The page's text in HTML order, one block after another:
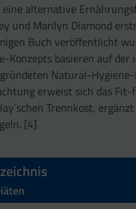
alternative
und Marilyn Diamond
Buch veröffentlicht
Konzepts basieren auf der
Natural-
erweist sich das
Trennkost,
[4]